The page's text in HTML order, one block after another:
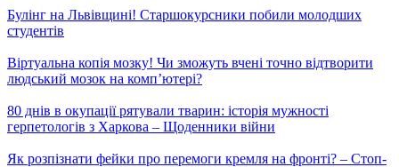
студентів